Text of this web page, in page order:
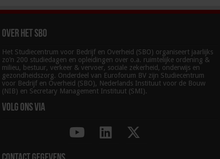
Over het SBO
Het Studiecentrum voor Bedrijf en Overheid (SBO) organiseert jaarlijks
zo’n 200 studiedagen en opleidingen over o.a. ruimtelijke ordening &
milieu, bestuur, verkeer & vervoer, sociale zekerheid, onderwijs en
gezondheidszorg. Onderdeel van Euroforum BV zijn Studiecentrum
voor Bedrijf en Overheid (SBO), Nederlands Instituut voor de Bouw
(NIB) en Secretary Management Instituut (SMI).
Volg ons via